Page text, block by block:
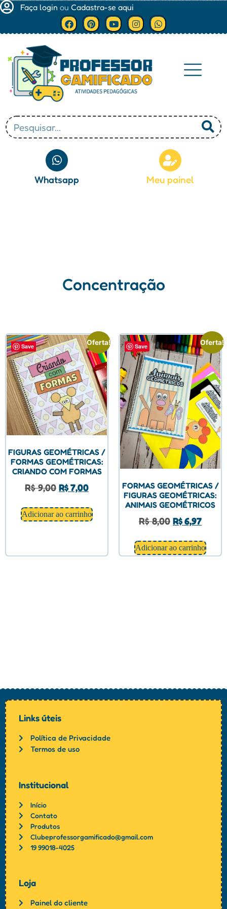
Faça login ou Cadastra-se aqui
Whatsapp Meu painel
Concentração
Save Oferta!
FIGURAS GEOMÉTRICAS /
FORMAS GEOMÉTRICAS:
CRIANDO COM FORMAS
R$9,00 R$7,00
Adicionar ao carrinho
Save Oferta!
FORMAS GEOMÉTRICAS /
FIGURAS GEOMÉTRICAS:
ANIMAIS GEOMÉTRICOS
R$8,00 R$6,97
Adicionar ao carrinho
Links úteis
Política de Privacidade
Termos de uso
Institucional
Início
Contato
Produtos
Clubeprofessorgamificado@gmail.com
19 99018-4025
Loja
Painel do cliente